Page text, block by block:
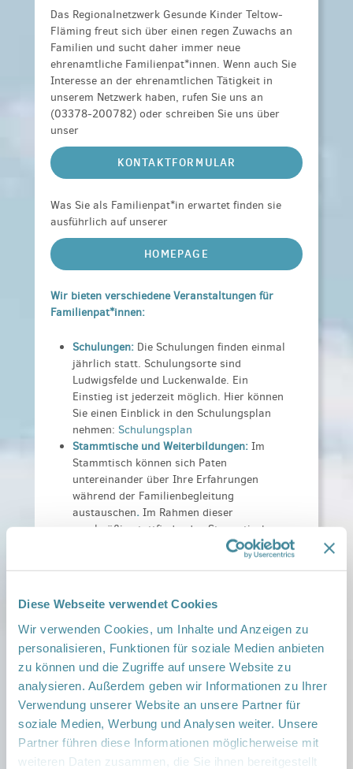
Diese Webseite verwendet Cookies
Wir verwenden Cookies, um Inhalte und Anzeigen zu
personalisieren, Funktionen für soziale Medien anbieten
zu können und die Zugriffe auf unsere Website zu
analysieren. Außerdem geben wir Informationen zu Ihrer
Verwendung unserer Website an unsere Partner für
soziale Medien, Werbung und Analysen weiter. Unsere
Partner führen diese Informationen möglicherweise mit
weiteren Daten zusammen, die Sie ihnen bereitgestellt
Das Regionalnetzwerk Gesunde Kinder Teltow-
Fläming freut sich über einen regen Zuwachs an
Familien und sucht daher immer neue
ehrenamtliche Familienpat*innen. Wenn auch Sie
Interesse an der ehrenamtlichen Tätigkeit in
unserem Netzwerk haben, rufen Sie uns an
(03378-200782) oder schreiben Sie uns über
unser
KONTAKTFORMULAR
Was Sie als Familienpat*in erwartet finden sie
ausführlich auf unserer
HOMEPAGE
Wir bieten verschiedene Veranstaltungen für
Familienpat*innen:
Schulungen: Die Schulungen finden einmal
jährlich statt. Schulungsorte sind
Ludwigsfelde und Luckenwalde. Ein
Einstieg ist jederzeit möglich. Hier können
Sie einen Einblick in den Schulungsplan
nehmen: Schulungsplan
Stammtische und Weiterbildungen: Im
Stammtisch können sich Paten
untereinander über Ihre Erfahrungen
während der Familienbegleitung
austauschen. Im Rahmen dieser
regelmäßig stattfindenden Stammtische
bieten wir Fortbildungen zu speziellen
Familienpat*innen an, um gemeinsam den
Landkreis kennen zulernen, sie
auszutauschen und als kleines
Dankeschön für die Ehrenamtstätigkeit.
Zweimal jährlich laden wir all
unsere Familienpat*innen zu einem
Sommer- und Winterfest ein um
gemeinsam eine schöne Zeit zu verbringen
und uns bei unseren Ehrenamtler*innen zu
bedanken.